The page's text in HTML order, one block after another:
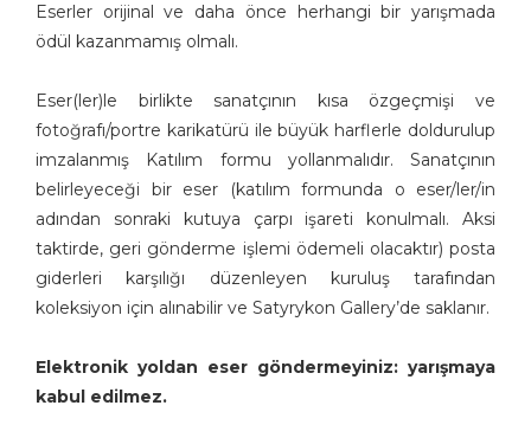
Eserler orijinal ve daha önce herhangi bir yarışmada
ödül kazanmamış olmalı.
Eser(ler)le birlikte sanatçının kısa özgeçmişi ve
fotoğrafı/portre karikatürü ile büyük harflerle doldurulup
imzalanmış Katılım formu yollanmalıdır. Sanatçının
belirleyeceği bir eser (katılım formunda o eser/ler/in
adından sonraki kutuya çarpı işareti konulmalı. Aksi
taktirde, geri gönderme işlemi ödemeli olacaktır) posta
giderleri karşılığı düzenleyen kuruluş tarafından
koleksiyon için alınabilir ve Satyrykon Gallery’de saklanır.
Elektronik yoldan eser göndermeyiniz: yarışmaya
kabul edilmez.